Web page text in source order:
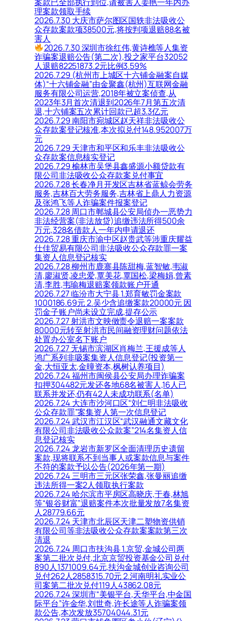
理案款领取手续
2026.7.30 大庆市萨尔图区国轶非法吸收公
众存款案款项38500元,将按判项退赔88名被
害人
2026.7.30 深圳市徐红伟,黄诗樵等人集资
诈骗案退赔公告(第二次),投之家平台32052
人退赔82251873.2元比例3.59%
2026.7.29 (杭州市上城区十六铺金融案自媒
体)“十六铺金融”由金聚鑫(杭州)互联网金融
服务有限公司运营,2018年被立案侦查,从
2023年3月首次清退到2026年7月第五次清
退,十六铺案五次累计回款已超3.3亿元
2026.7.29 南阳市宛城区赵天祥非法吸收公
众存款案登记核准,本次拟兑付148.952007万
元
2026.7.29 天津市和平区和乐丰非法吸收公
众存款案信息核实登记
2026.7.29 榆林市吴堡县鑫盛源小额贷款有
限公司非法吸收公众存款案兑付事宜
2026.7.28 长春净月开发区吉林省蓝鲸会劳务
服务,吉林百大劳务服务,吉林省上鼎人力资源
及张鸿飞等人诈骗案件报案登记
2026.7.28 周口市郸城县公安局侦办一恶势力
非法经营案(非法放贷)追缴违法所得500余
万元,328名借款人一年内申请退还
2026.7.28 重庆市渝中区赵贵武等涉重庆耀益
仕佳贸易有限公司非法吸收公众存款罪一案
集资人信息登记核实
2026.7.28 柳州市鹿寨县陈甜梅,蓝智敏,韦淑
清,廖淑贤,凌忠爱,覃美花,覃国松,梁梅娟,曾素
清,李胜,韦瑜梅退赔案领款账户开通
2026.7.27 临汾市大宁县 1.郑育敏罚金案款
1000186.69元 2.吴少含追缴案款20000元 因
罚金子账户尚未设立完成,提存公示
2026.7.27 射洪市文映傚责令退赔一案案款
80000元转至射洪市民间融资理财问题依法
处置办公室名下账户
2026.7.27 无锡市滨湖区肖梅兰,王援成等人
鸿广系列非吸案集资人信息登记(投资第一
金,大恒亚太,金曈资本,枫树认养项目)
2026.7.24 福州市闽侯县公安局办理诈骗案
扣押304482元发还各地68名被害人,16人已
联系并发还,仍有42人未成功联系(名单)
2026.7.24 大连市沙河口区“刘仁明非法吸收
公众存款罪”案集资人第一次信息登记
2026.7.24 武汉市江汉区“武汉融通文藏文化
有限公司非法吸收公众款案”214名集资人信
息登记核实
2026.7.24 龙岩市新罗区全面清理历史遗留
案款,现将联系不到当事人或案款信息与案件
不符的案款予以公告(2026年第一期)
2026.7.24 三明市三元区张荣鑫,张曼丽追缴
违法所得一案2人领取执行案款
2026.7.24 哈尔滨市平房区高晓庆,于春,林旭
等“银谷财富”退赔案件本次批量发放7名集资
人28779.66元
2026.7.24 天津市北辰区天津二塑物资供销
有限公司等非法吸收公众存款案案款第三次
清退
2026.7.24 周口市扶沟县 1.京贸,金城公司两
案第二批次兑付,北京京贸投资基金公司兑付
890人1371009.64元,扶沟金城创业咨询公司
兑付262人2858315.70元 2.河南明礼实业公
司案第二批次兑付119人43862.08元
2026.7.24 深圳市“美银平台,天华平台,中金国
际平台”许金华,刘世奇,许长途等人诈骗案领
款公告,本次发放35704044.31元